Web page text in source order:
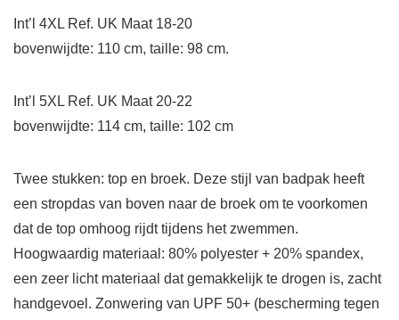
Int’l 4XL Ref. UK Maat 18-20
bovenwijdte: 110 cm, taille: 98 cm.
Int’l 5XL Ref. UK Maat 20-22
bovenwijdte: 114 cm, taille: 102 cm
Twee stukken: top en broek. Deze stijl van badpak heeft
een stropdas van boven naar de broek om te voorkomen
dat de top omhoog rijdt tijdens het zwemmen.
Hoogwaardig materiaal: 80% polyester + 20% spandex,
een zeer licht materiaal dat gemakkelijk te drogen is, zacht
handgevoel. Zonwering van UPF 50+ (bescherming tegen